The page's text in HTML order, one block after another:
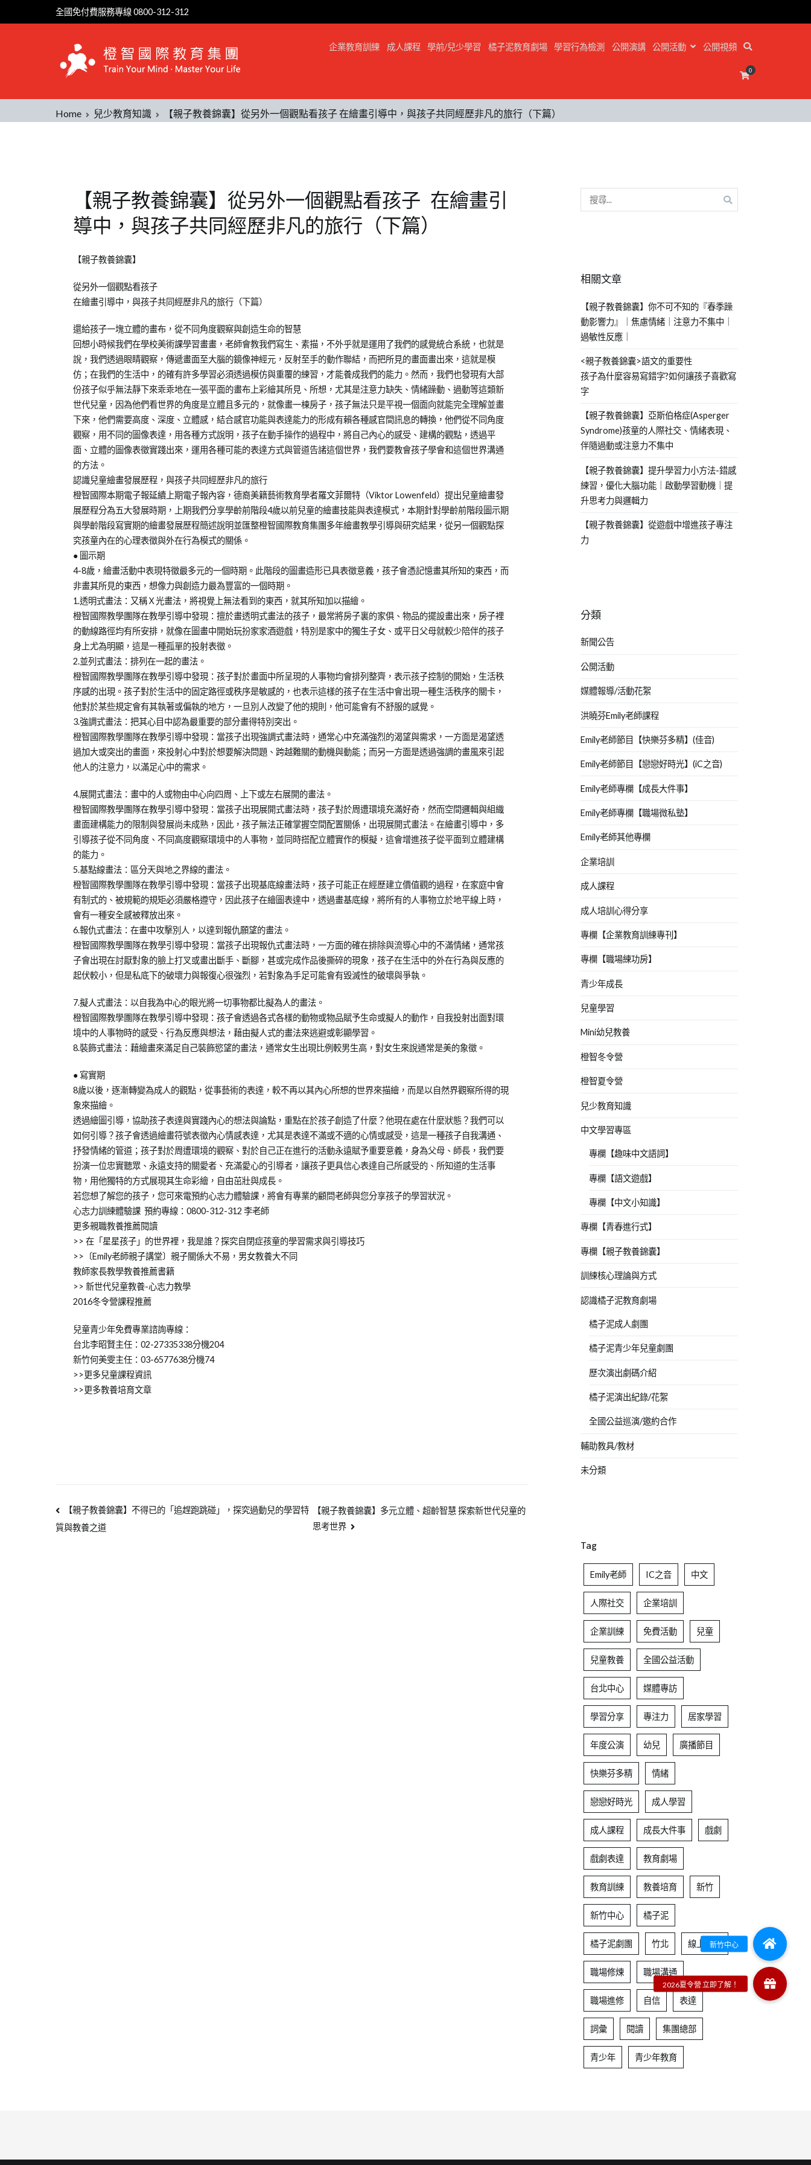
全國免付費服務專線 0800-312-312
企業教育訓練 成人課程 學前/兒少學習 橘子泥教育劇場 學習行為檢測 公開演講 公開活動 公開視頻
0
Home 兒少教育知識 【親子教養錦囊】從另外一個觀點看孩子 在繪畫引導中，與孩子共同經歷非凡的旅行（下篇）
【親子教養錦囊】從另外一個觀點看孩子 在繪畫引
導中，與孩子共同經歷非凡的旅行（下篇）
Posted
2015-
01-
Posted
兒
少
育
知
識,
專
欄
【親
子
教
養
錦
囊】
Tagged
家
學
教
養
培
育
【親子教養錦囊】
從另外一個觀點看孩子
在繪畫引導中，與孩子共同經歷非凡的旅行（下篇）
還給孩子一塊立體的畫布，從不同角度觀察與創造生命的智慧
回想小時候我們在學校美術課學習畫畫，老師會教我們寫生、素描，不外乎就是運用了我們的感覺統合系統，也就是
說，我們透過眼睛觀察，傳遞畫面至大腦的鏡像神經元，反射至手的動作聯結，而把所見的畫面畫出來，這就是模
仿；在我們的生活中，的確有許多學習必須透過模仿與重覆的練習，才能養成我們的能力。然而，我們也發現有大部
份孩子似乎無法靜下來乖乖地在一張平面的畫布上彩繪其所見、所想，尤其是注意力缺失、情緒躁動、過動等這類新
世代兒童，因為他們看世界的角度是立體且多元的，就像畫一棟房子，孩子無法只是平視一個面向就能完全理解並畫
下來，他們需要高度、深度、立體感，結合感官功能與表達能力的形成有賴各種感官間訊息的轉換，他們從不同角度
觀察，用不同的圖像表達，用各種方式說明，孩子在動手操作的過程中，將自己內心的感受、建構的觀點，透過平
面、立體的圖像表徵實踐出來，運用各種可能的表達方式與管道告諸這個世界，我們要教會孩子學會和這個世界溝通
的方法。
認識兒童繪畫發展歷程，與孩子共同經歷非凡的旅行
橙智國際本期電子報延續上期電子報內容，德裔美籍藝術教育學者羅文菲爾特（Viktor Lowenfeld）提出兒童繪畫發
展歷程分為五大發展時期，上期我們分享學齡前階段4歲以前兒童的繪畫技能與表達模式，本期針對學齡前階段圖示期
與學齡階段寫實期的繪畫發展歷程簡述說明並匯整橙智國際教育集團多年繪畫教學引導與研究結果，從另一個觀點探
究孩童內在的心理表徵與外在行為模式的關係。
● 圖示期
4-8歲，繪畫活動中表現特徵最多元的一個時期。此階段的圖畫造形已具表徵意義，孩子會憑記憶畫其所知的東西，而
非畫其所見的東西，想像力與創造力最為豐富的一個時期。
1.透明式畫法：又稱Ｘ光畫法，將視覺上無法看到的東西，就其所知加以描繪。
橙智國際教學團隊在教學引導中發現：擅於畫透明式畫法的孩子，最常將房子裏的家俱、物品的擺設畫出來，房子裡
的動線路徑均有所安排，就像在圖畫中開始玩扮家家酒遊戲，特別是家中的獨生子女、或平日父母就較少陪伴的孩子
身上尤為明顯，這是一種孤單的投射表徵。
2.並列式畫法：排列在一起的畫法。
橙智國際教學團隊在教學引導中發現：孩子對於畫面中所呈現的人事物均會排列整齊，表示孩子控制的開始，生活秩
序感的出現。孩子對於生活中的固定路徑或秩序是敏感的，也表示這樣的孩子在生活中會出現一種生活秩序的關卡，
他對於某些規定會有其執著或偏執的地方，一旦別人改變了他的規則，他可能會有不舒服的感覺。
3.強調式畫法：把其心目中認為最重要的部分畫得特別突出。
橙智國際教學團隊在教學引導中發現：當孩子出現強調式畫法時，通常心中充滿強烈的渴望與需求，一方面是渴望透
過加大或突出的畫面，來投射心中對於想要解決問題、跨越難關的動機與動能；而另一方面是透過強調的畫風來引起
他人的注意力，以滿足心中的需求。
4.展開式畫法：畫中的人或物由中心向四周、上下或左右展開的畫法。
橙智國際教學團隊在教學引導中發現：當孩子出現展開式畫法時，孩子對於周遭環境充滿好奇，然而空間邏輯與組織
畫面建構能力的限制與發展尚未成熟，因此，孩子無法正確掌握空間配置關係，出現展開式畫法。在繪畫引導中，多
引導孩子從不同角度、不同高度觀察環境中的人事物，並同時搭配立體實作的模擬，這會增進孩子從平面到立體建構
的能力。
5.基點線畫法：區分天與地之界線的畫法。
橙智國際教學團隊在教學引導中發現：當孩子出現基底線畫法時，孩子可能正在經歷建立價值觀的過程，在家庭中會
有制式的、被規範的規矩必須嚴格遵守，因此孩子在繪圖表達中，透過畫基底線，將所有的人事物立於地平線上時，
會有一種安全感被釋放出來。
6.報仇式畫法：在畫中攻擊別人，以達到報仇願望的畫法。
橙智國際教學團隊在教學引導中發現：當孩子出現報仇式畫法時，一方面的確在排除與流導心中的不滿情緒，通常孩
子會出現在討厭對象的臉上打叉或畫出斷手、斷腳，甚或完成作品後撕碎的現象，孩子在生活中的外在行為與反應的
起伏較小，但是私底下的破壞力與報復心很強烈，若對象為手足可能會有毀滅性的破壞與爭執。
7.擬人式畫法：以自我為中心的眼光將一切事物都比擬為人的畫法。
橙智國際教學團隊在教學引導中發現：孩子會透過各式各樣的動物或物品賦予生命或擬人的動作，自我投射出面對環
境中的人事物時的感受、行為反應與想法，藉由擬人式的畫法來逃避或彰顯學習。
8.裝飾式畫法：藉繪畫來滿足自己裝飾慾望的畫法，通常女生出現比例較男生高，對女生來說通常是美的象徵。
● 寫實期
8歲以後，逐漸轉變為成人的觀點，從事藝術的表達，較不再以其內心所想的世界來描繪，而是以自然界觀察所得的現
象來描繪。
透過繪圖引導，協助孩子表達與實踐內心的想法與論點，重點在於孩子創造了什麼？他現在處在什麼狀態？我們可以
如何引導？孩子會透過繪畫符號表徵內心情感表達，尤其是表達不滿或不適的心情或感受，這是一種孩子自我溝通、
抒發情緒的管道；孩子對於周遭環境的觀察、對於自己正在進行的活動永遠賦予重要意義，身為父母、師長，我們要
扮演一位忠實聽眾、永遠支持的關愛者、充滿愛心的引導者，讓孩子更具信心表達自己所感受的、所知道的生活事
物，用他獨特的方式展現其生命彩繪，自由茁壯與成長。
若您想了解您的孩子，您可來電預約心志力體驗課，將會有專業的顧問老師與您分享孩子的學習狀況。
心志力訓練體驗課 預約專線：0800-312-312 李老師
更多親職教養推薦閱讀
>> 在「星星孩子」的世界裡，我是誰？探究自閉症孩童的學習需求與引導技巧
>>〔Emily老師親子講堂〕親子關係大不易，男女教養大不同
教師家長教學教養推薦書籍
>> 新世代兒童教養-心志力教學
2016冬令營課程推薦
兒童青少年免費專業諮詢專線：
台北李昭賢主任：02-27335338分機204
新竹何美雯主任：03-6577638分機74
>>更多兒童課程資訊
>>更多教養培育文章
【親子教養錦囊】不得已的「追趕跑跳碰」，探究過動兒的學習特
質與教養之道
【親子教養錦囊】多元立體、超齡智慧 探索新世代兒童的
思考世界
相關文章
【親子教養錦囊】你不可不知的『春季躁
動影響力』｜焦慮情緒｜注意力不集中｜
過敏性反應｜
<親子教養錦囊>語文的重要性
孩子為什麼容易寫錯字?如何讓孩子喜歡寫
字
【親子教養錦囊】亞斯伯格症(Asperger
Syndrome)孩童的人際社交、情緒表現、
伴隨過動或注意力不集中
【親子教養錦囊】提升學習力小方法-錯感
練習，優化大腦功能｜啟動學習動機｜提
升思考力與邏輯力
【親子教養錦囊】從遊戲中增進孩子專注
力
分類
新聞公告
公開活動
媒體報導/活動花絮
洪曉芬Emily老師課程
Emily老師節目【快樂芬多精】(佳音)
Emily老師節目【戀戀好時光】(iC之音)
Emily老師專欄【成長大件事】
Emily老師專欄【職場微私塾】
Emily老師其他專欄
企業培訓
成人課程
成人培訓心得分享
專欄【企業教育訓練專刊】
專欄【職場練功房】
青少年成長
兒童學習
Mini幼兒教養
橙智冬令營
橙智夏令營
兒少教育知識
中文學習專區
專欄【趣味中文語詞】
專欄【語文遊戲】
專欄【中文小知識】
專欄【青春進行式】
專欄【親子教養錦囊】
訓練核心理論與方式
認識橘子泥教育劇場
橘子泥成人劇團
橘子泥青少年兒童劇團
歷次演出劇碼介紹
橘子泥演出紀錄/花絮
全國公益巡演/邀約合作
輔助教具/教材
未分類
Tag
Emily老師 IC之音 中文
人際社交 企業培訓
企業訓練 免費活動 兒童
兒童教養 全國公益活動
台北中心 媒體專訪
學習分享 專注力 居家學習
年度公演 幼兒 廣播節目
快樂芬多精 情緒
戀戀好時光 成人學習
成人課程 成長大件事 戲劇
戲劇表達 教育劇場
教育訓練 教養培育 新竹
新竹中心 橘子泥
橘子泥劇團 竹北 線上課程
職場修煉 職場溝通
職場進修 自信 表達
詞彙 閱讀 集團總部
青少年 青少年教育